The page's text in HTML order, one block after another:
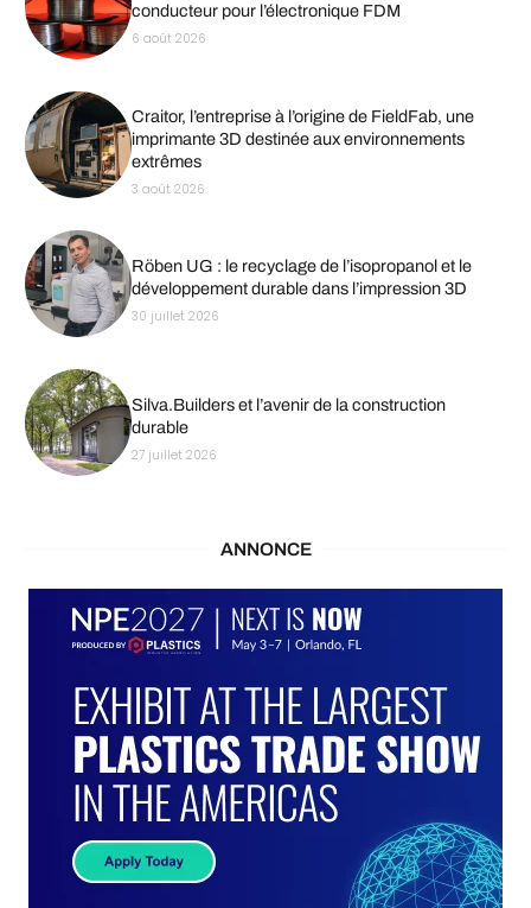
conducteur pour l’électronique FDM
6 août 2026
Craitor, l’entreprise à l’origine de FieldFab, une
imprimante 3D destinée aux environnements
extrêmes
3 août 2026
Röben UG : le recyclage de l’isopropanol et le
développement durable dans l’impression 3D
30 juillet 2026
Silva.Builders et l’avenir de la construction
durable
27 juillet 2026
ANNONCE